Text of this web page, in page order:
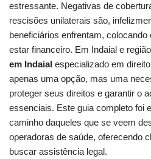
estressante. Negativas de
rescisões unilaterais são,
beneficiários enfrentam,
estar financeiro. Em Indaial e
em Indaial especializado em
apenas uma opção, mas uma
proteger seus direitos e garantir o
essenciais. Este guia completo foi
caminho daqueles que se veem
operadoras de saúde, oferecendo
buscar assistência legal.